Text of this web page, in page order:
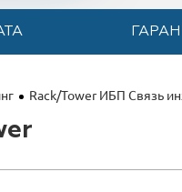
Rack/Tower ИБП Связь